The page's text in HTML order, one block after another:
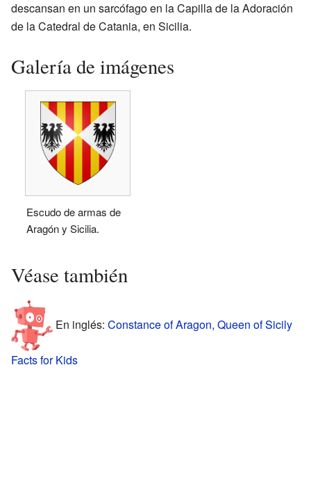
descansan en un sarcófago en la Capilla de la Adoración
de la Catedral de Catania, en Sicilia.
Galería de imágenes
Escudo de armas de
Aragón y Sicilia.
Véase también
En inglés: Constance of Aragon, Queen of Sicily
Facts for Kids